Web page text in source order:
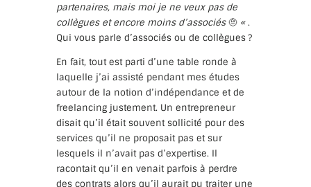
partenaires, mais moi je ne veux pas de
collègues et encore moins d’associés 🤨 «.
Qui vous parle d’associés ou de collègues ?
En fait, tout est parti d’une table ronde à
laquelle j’ai assisté pendant mes études
autour de la notion d’indépendance et de
freelancing justement. Un entrepreneur
disait qu’il était souvent sollicité pour des
services qu’il ne proposait pas et sur
lesquels il n’avait pas d’expertise. Il
racontait qu’il en venait parfois à perdre
des contrats alors qu’il aurait pu traiter une